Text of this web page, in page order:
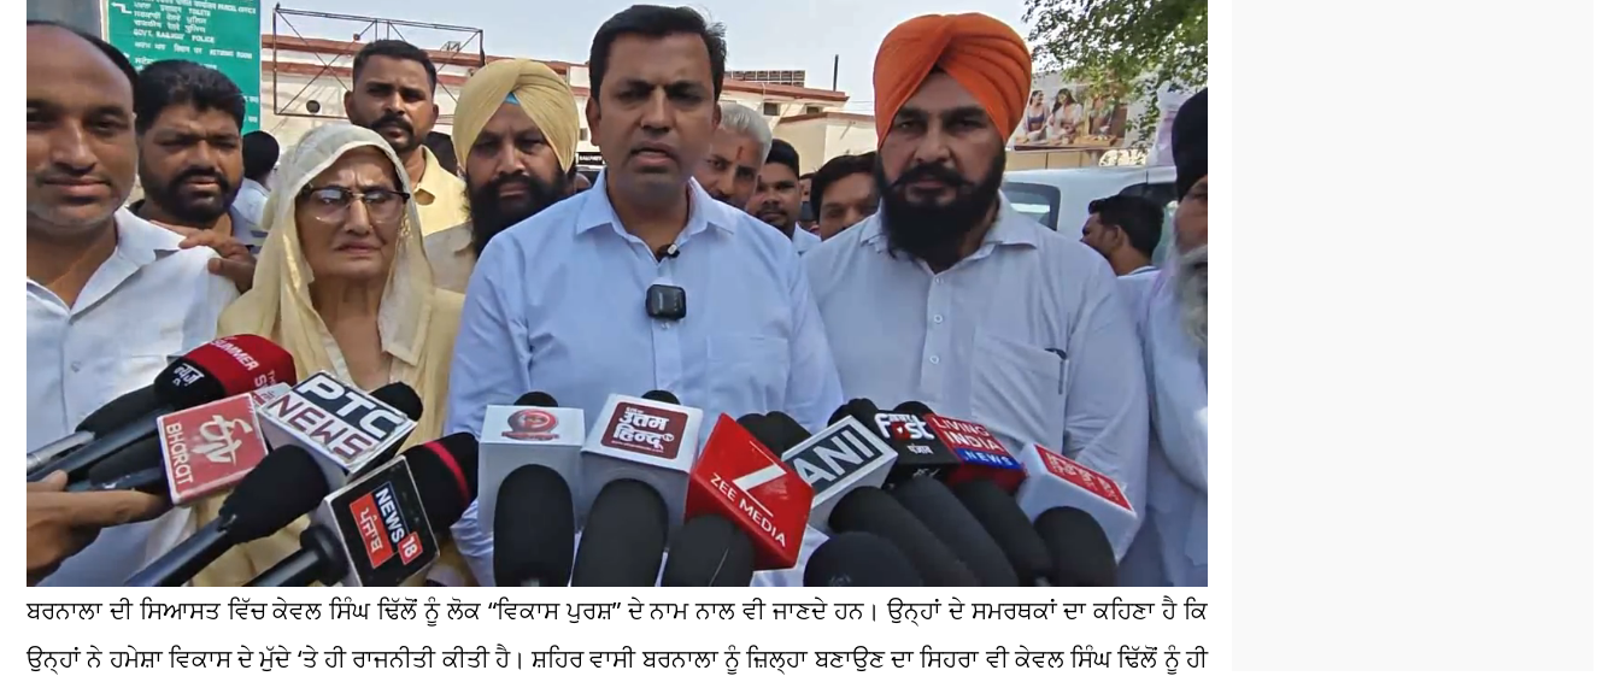
ਬਰਨਾਲਾ ਦੀ ਸਿਆਸਤ ਵਿੱਚ ਕੇਵਲ ਸਿੰਘ ਢਿੱਲੋਂ ਨੂੰ ਲੋਕ “ਵਿਕਾਸ ਪੁਰਸ਼” ਦੇ ਨਾਮ ਨਾਲ ਵੀ ਜਾਣਦੇ ਹਨ। ਉਨ੍ਹਾਂ ਦੇ ਸਮਰਥਕਾਂ ਦਾ ਕਹਿਣਾ ਹੈ ਕਿ
ਉਨ੍ਹਾਂ ਨੇ ਹਮੇਸ਼ਾ ਵਿਕਾਸ ਦੇ ਮੁੱਦੇ ‘ਤੇ ਹੀ ਰਾਜਨੀਤੀ ਕੀਤੀ ਹੈ। ਸ਼ਹਿਰ ਵਾਸੀ ਬਰਨਾਲਾ ਨੂੰ ਜ਼ਿਲ੍ਹਾ ਬਣਾਉਣ ਦਾ ਸਿਹਰਾ ਵੀ ਕੇਵਲ ਸਿੰਘ ਢਿੱਲੋਂ ਨੂੰ ਹੀ